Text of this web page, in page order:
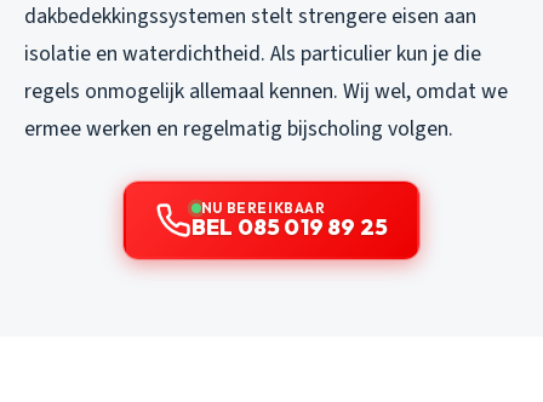
dakbedekkingssystemen stelt strengere eisen aan
isolatie en waterdichtheid. Als particulier kun je die
regels onmogelijk allemaal kennen. Wij wel, omdat we
ermee werken en regelmatig bijscholing volgen.
NU BEREIKBAAR
BEL 085 019 89 25